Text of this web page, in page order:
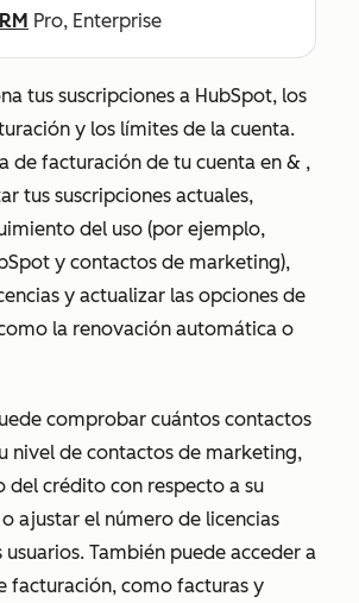
Pro, Enterprise
tus suscripciones a HubSpot, los
y los límites de la cuenta.
de facturación de tu cuenta en & ,
tus suscripciones actuales,
del uso (por ejemplo,
y contactos de marketing),
y actualizar las opciones de
la renovación automática o
comprobar cuántos contactos
nivel de contactos de marketing,
del crédito con respecto a su
ajustar el número de licencias
usuarios. También puede acceder a
facturación, como facturas y